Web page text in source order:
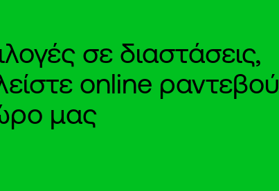
σε διαστάσεις,
online ραντεβού
μας